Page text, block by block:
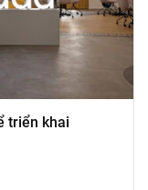
triển khai